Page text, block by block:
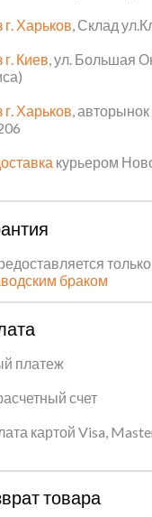
Харьков, Склад
Киев, ул. Большая
Харьков, авторынок
курьером
браком
платеж
счет
картой Visa,
товара